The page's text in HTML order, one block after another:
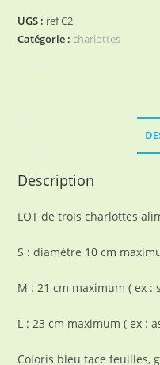
s,m,l
UGS : ref C2
Catégorie : charlottes
Description
LOT de trois charlottes
S : diamètre 10 cm
M : 21 cm maximum ( ex :
L : 23 cm maximum ( ex :
Coloris bleu face feuilles,